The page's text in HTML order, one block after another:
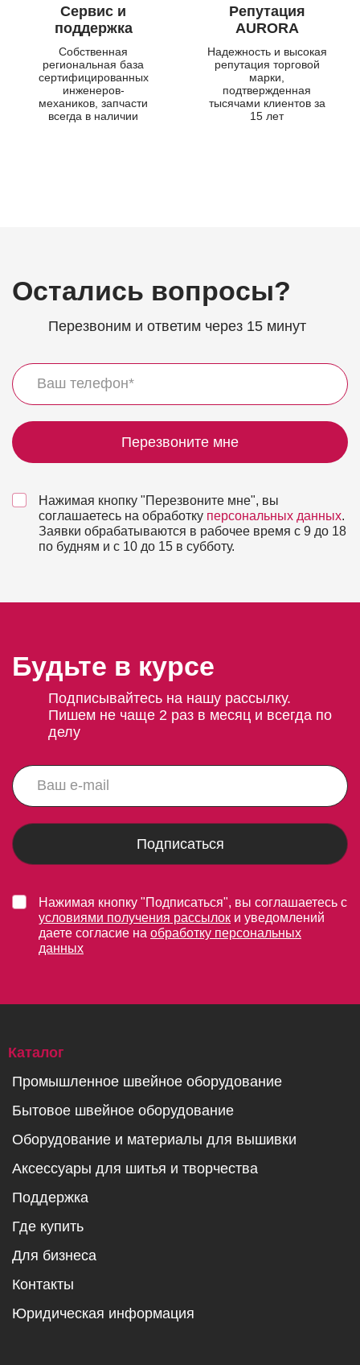
Сервис и
поддержка
Собственная
региональная база
сертифицированных
инженеров-
механиков, запчасти
всегда в наличии
Репутация
AURORA
Надежность и высокая
репутация торговой
марки,
подтвержденная
тысячами клиентов за
15 лет
Остались вопросы?
Перезвоним и ответим через 15 минут
Перезвоните мне
Нажимая кнопку "Перезвоните мне", вы
соглашаетесь на обработку персональных данных.
Заявки обрабатываются в рабочее время с 9 до 18
по будням и с 10 до 15 в субботу.
Будьте в курсе
Подписывайтесь на нашу рассылку.
Пишем не чаще 2 раз в месяц и всегда по
делу
Подписаться
Нажимая кнопку "Подписаться", вы соглашаетесь с
условиями получения рассылок и уведомлений
даете согласие на обработку персональных
данных
Каталог
Промышленное швейное оборудование
Бытовое швейное оборудование
Оборудование и материалы для вышивки
Аксессуары для шитья и творчества
Поддержка
Где купить
Для бизнеса
Контакты
Юридическая информация